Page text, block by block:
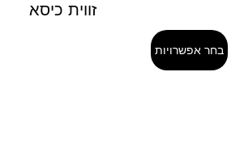
זווית כיסא
בחר אפשרויות